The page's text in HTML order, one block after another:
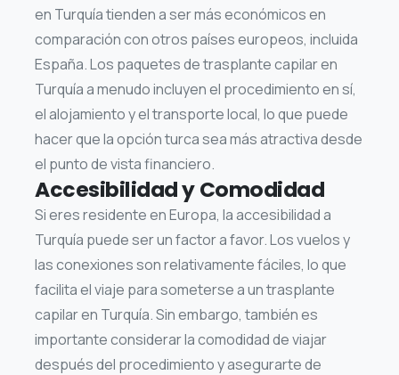
en Turquía tienden a ser más económicos en
comparación con otros países europeos, incluida
España. Los paquetes de trasplante capilar en
Turquía a menudo incluyen el procedimiento en sí,
el alojamiento y el transporte local, lo que puede
hacer que la opción turca sea más atractiva desde
el punto de vista financiero.
Accesibilidad y Comodidad
Si eres residente en Europa, la accesibilidad a
Turquía puede ser un factor a favor. Los vuelos y
las conexiones son relativamente fáciles, lo que
facilita el viaje para someterse a un trasplante
capilar en Turquía. Sin embargo, también es
importante considerar la comodidad de viajar
después del procedimiento y asegurarte de